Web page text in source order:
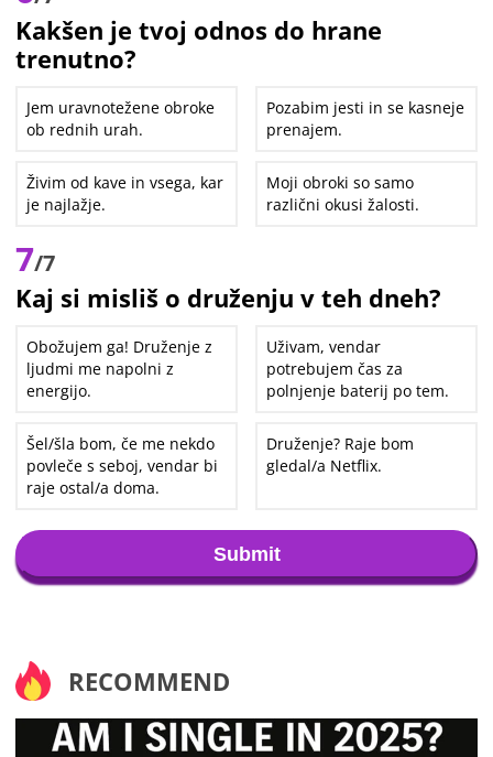
Kakšen je tvoj odnos do hrane
trenutno?
Jem uravnotežene obroke
ob rednih urah.
Pozabim jesti in se kasneje
prenajem.
Živim od kave in vsega, kar
je najlažje.
Moji obroki so samo
različni okusi žalosti.
7/7
Kaj si misliš o druženju v teh dneh?
Obožujem ga! Druženje z
ljudmi me napolni z
energijo.
Uživam, vendar
potrebujem čas za
polnjenje baterij po tem.
Šel/šla bom, če me nekdo
povleče s seboj, vendar bi
raje ostal/a doma.
Druženje? Raje bom
gledal/a Netflix.
Submit
RECOMMEND